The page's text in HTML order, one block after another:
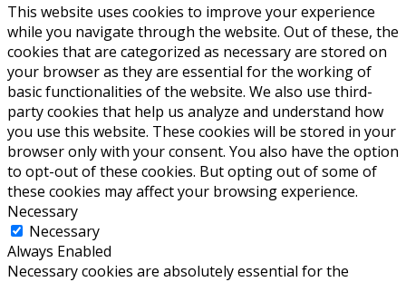
This website uses cookies to improve your experience
while you navigate through the website. Out of these, the
cookies that are categorized as necessary are stored on
your browser as they are essential for the working of
basic functionalities of the website. We also use third-
party cookies that help us analyze and understand how
you use this website. These cookies will be stored in your
browser only with your consent. You also have the option
to opt-out of these cookies. But opting out of some of
these cookies may affect your browsing experience.
Necessary
Necessary
Always Enabled
Necessary cookies are absolutely essential for the